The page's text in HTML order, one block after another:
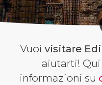
Vuoi visitare
aiutarti!
informazioni su